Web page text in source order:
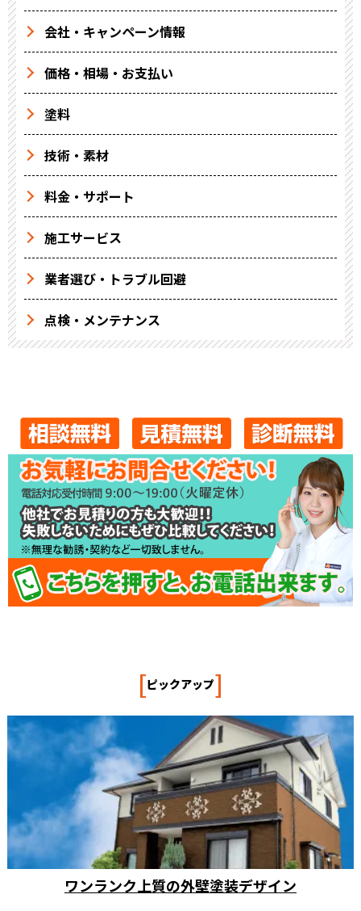
会社・キャンペーン情報
価格・相場・お支払い
塗料
技術・素材
料金・サポート
施工サービス
業者選び・トラブル回避
点検・メンテナンス
[ピックアップ]
ワンランク上質の外壁塗装デザイン